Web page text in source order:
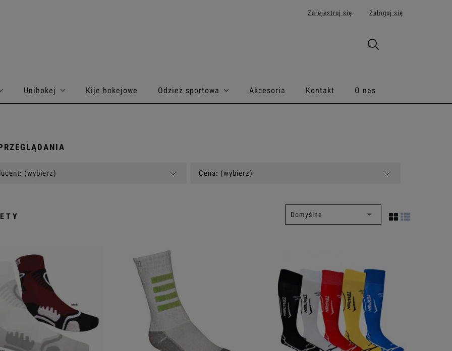
Zarejestruj się Zaloguj się
Unihokej Kije hokejowe Odzież sportowa Akcesoria Kontakt O nas
(wybierz) Cena: (wybierz)